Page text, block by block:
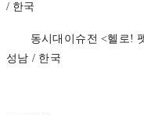
/ 한국
동시대이슈전<헬로!
성남/ 한국